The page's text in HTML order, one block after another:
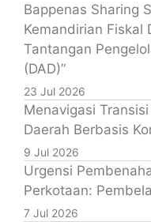
Bappenas Sharing
Kemandirian Fiskal
Tantangan
(DAD)”
23 Jul 2026
Menavigasi
Daerah Berbasis
9 Jul 2026
Urgensi
Perkotaan:
7 Jul 2026